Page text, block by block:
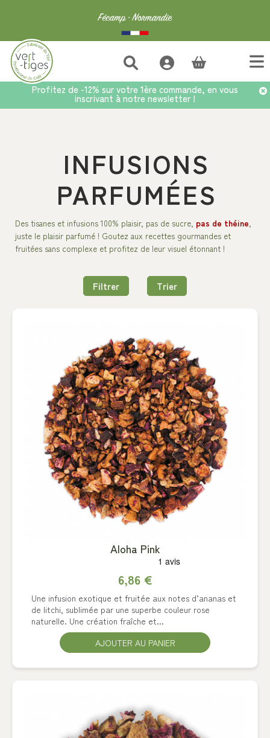
Profitez de -12% sur votre 1ère commande, en vous
inscrivant à notre newsletter !
> Infusions Parfumées
INFUSIONS
PARFUMÉES
Des tisanes et infusions 100% plaisir, pas de sucre, pas de théine,
juste le plaisir parfumé ! Goutez aux recettes gourmandes et
fruitées sans complexe et profitez de leur visuel étonnant !
Filtrer Trier
Aloha Pink
6,86 €
Une infusion exotique et fruitée aux notes d’ananas et
de litchi, sublimée par une superbe couleur rose
naturelle. Une création fraîche et...
AJOUTER AU PANIER